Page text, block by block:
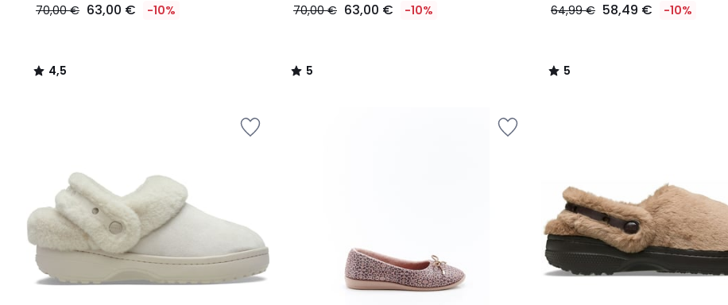
€
€
70,00 € 63,00 € -10%
4,5
/
70,00 € 63,00 € -10%
5
/
64,99 € 58,49 € -10%
5
/